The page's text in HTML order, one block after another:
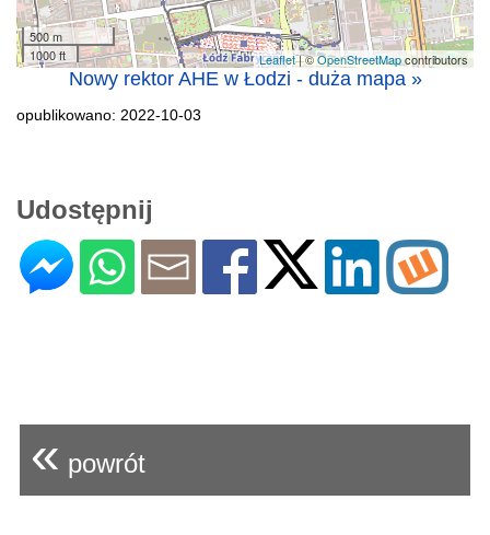
500 m
1000 ft
Leaflet| ©OpenStreetMapcontributors
Nowy rektor AHE w Łodzi - duża mapa »
opublikowano: 2022-10-03
Udostępnij
« powrót